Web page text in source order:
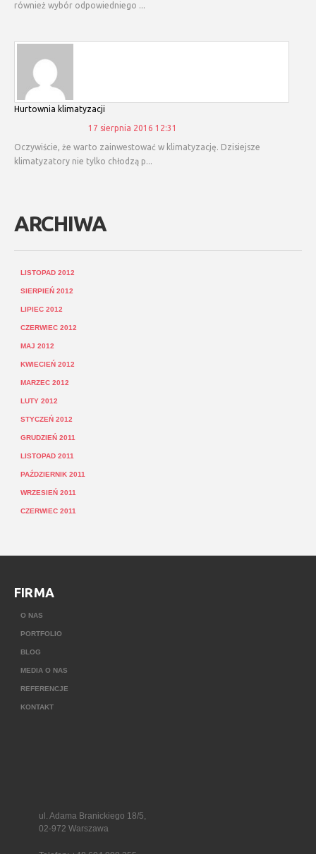
również wybór odpowiedniego ...
hurtownia klimatyzacji
17 sierpnia 2016 12:31
Oczywiście, że warto zainwestować w klimatyzację. Dzisiejsze
klimatyzatory nie tylko chłodzą p...
ARCHIWA
LISTOPAD 2012
SIERPIEŃ 2012
LIPIEC 2012
CZERWIEC 2012
MAJ 2012
KWIECIEŃ 2012
MARZEC 2012
LUTY 2012
STYCZEŃ 2012
GRUDZIEŃ 2011
LISTOPAD 2011
PAŹDZIERNIK 2011
WRZESIEŃ 2011
CZERWIEC 2011
FIRMA
O NAS
PORTFOLIO
BLOG
MEDIA O NAS
REFERENCJE
KONTAKT
ul. Adama Branickiego 18/5,
02-972 Warszawa